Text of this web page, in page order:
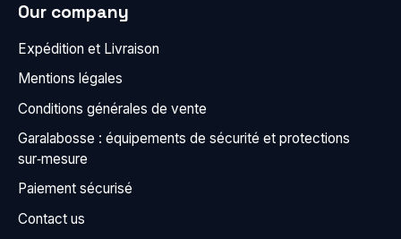
Our company
Expédition et Livraison
Mentions légales
Conditions générales de vente
Garalabosse : équipements de sécurité et protections
sur‑mesure
Paiement sécurisé
Contact us